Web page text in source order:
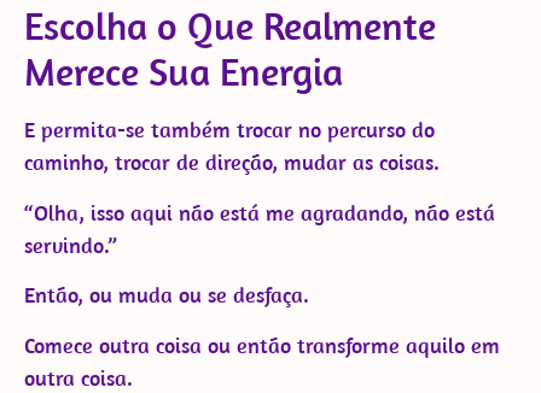
Escolha o Que Realmente
Merece Sua Energia
E permita-se também trocar no percurso do
caminho, trocar de direção, mudar as coisas.
“Olha, isso aqui não está me agradando, não está
servindo.”
Então, ou muda ou se desfaça.
Comece outra coisa ou então transforme aquilo em
outra coisa.